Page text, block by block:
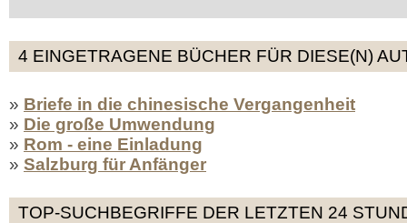
4 EINGETRAGENE BÜCHER FÜR DIESE(N)
» Briefe in die chinesische Vergangenheit
» Die große Umwendung
» Rom - eine Einladung
» Salzburg für Anfänger
TOP-SUCHBEGRIFFE DER LETZTEN 24